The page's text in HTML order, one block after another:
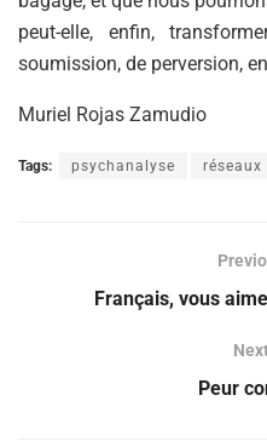
peut-elle, enfin,
soumission, de perversion,
Muriel Rojas Zamudio
Tags: psychanalyse réseaux
Français, vous
Peur